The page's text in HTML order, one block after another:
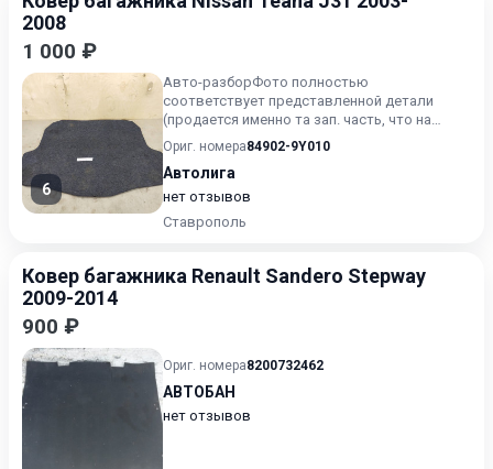
2008
1 000 ₽
6
Авто-разборФото полностью
соответствует представленной детали
(продается именно та зап. часть, что на
фото, цена именно этой запчасти)Пока о...
Ориг. номера84902-9Y010
Автолига
нет отзывов
Ставрополь
Ковер багажника Renault Sandero Stepway
2009-2014
900 ₽
Ориг. номера8200732462
АВТОБАН
нет отзывов